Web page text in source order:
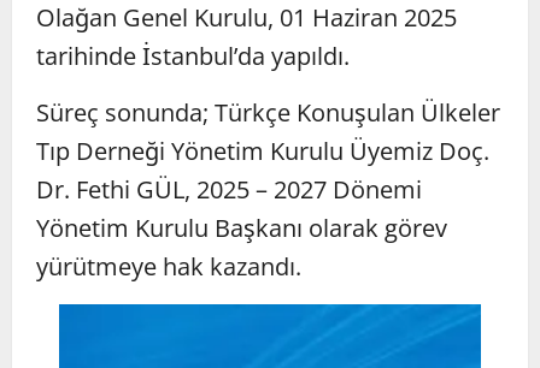
Olağan Genel Kurulu, 01 Haziran 2025
tarihinde İstanbul’da yapıldı.
Süreç sonunda; Türkçe Konuşulan Ülkeler
Tıp Derneği Yönetim Kurulu Üyemiz Doç.
Dr. Fethi GÜL, 2025 – 2027 Dönemi
Yönetim Kurulu Başkanı olarak görev
yürütmeye hak kazandı.